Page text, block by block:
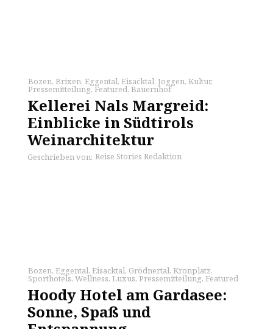
Bozen, Brixen, Eggental, Eisacktal, Joggen, Kultur,
Pressemitteilung,Featured, Bauernhof
Kellerei Nals Margreid:
Einblicke in Südtirols
Weinarchitektur
Geschrieben von: Reise Stories Redaktion
Bozen, Eggental, Eisacktal, Grödnertal, Kronplatz,
Sporthotels, Wellness, Luxus, Pressemitteilung, Featured
Hoody Hotel am Gardasee:
Sonne, Spaß und